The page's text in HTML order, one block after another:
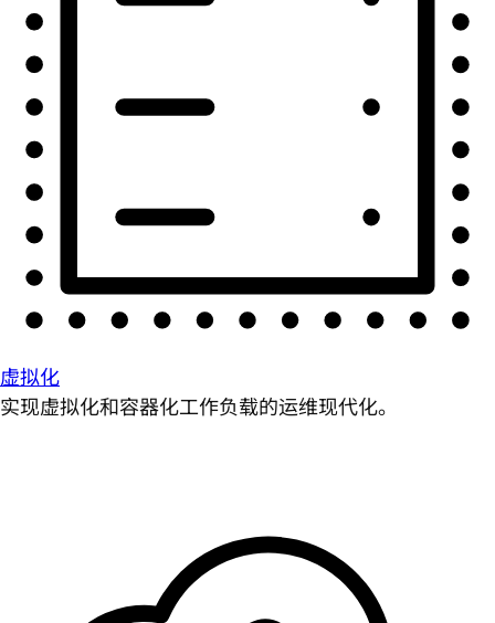
虚拟化
实现虚拟化和容器化工作负载的运维现代化。